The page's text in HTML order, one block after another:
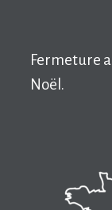
Fermeture
Noël.